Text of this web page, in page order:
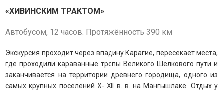
«ХИВИНСКИМ ТРАКТОМ»
Автобусом, 12 часов. Протяжённость 390 км
Экскурсия проходит через впадину Карагие, пересекает места,
где проходили караванные тропы Великого Шелкового пути и
заканчивается на территории древнего городища, одного из
самых крупных поселений Х- ХII в. в. на Мангышлаке. Отдых у